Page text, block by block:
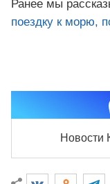
Ранее мы
поездку к морю,
Новости